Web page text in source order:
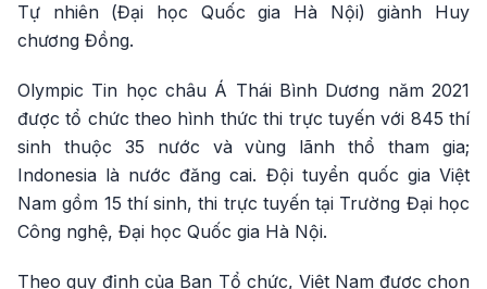
Tự nhiên (Đại học Quốc gia Hà Nội) giành Huy
chương Đồng.
Olympic Tin học châu Á Thái Bình Dương năm 2021
được tổ chức theo hình thức thi trực tuyến với 845 thí
sinh thuộc 35 nước và vùng lãnh thổ tham gia;
Indonesia là nước đăng cai. Đội tuyển quốc gia Việt
Nam gồm 15 thí sinh, thi trực tuyến tại Trường Đại học
Công nghệ, Đại học Quốc gia Hà Nội.
Theo quy định của Ban Tổ chức, Việt Nam được chọn